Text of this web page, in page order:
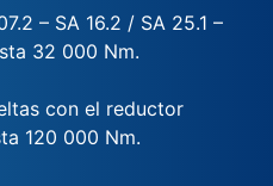
– SA 16.2 / SA 25.1 –
32 000 Nm.
con el reductor
120 000 Nm.